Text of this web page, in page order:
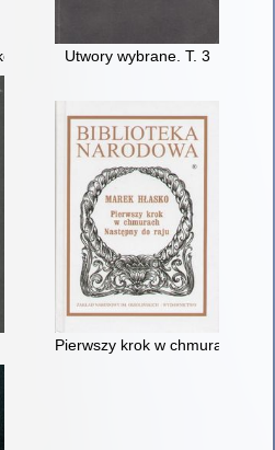
zadanie dla szkoły
Utwory wybrane. T. 3
Pierwszy krok w chmurach.